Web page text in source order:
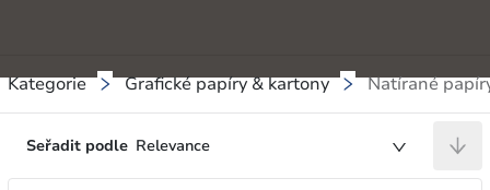
Kategorie Grafické papíry & kartony Natírané
Seřadit podle Relevance